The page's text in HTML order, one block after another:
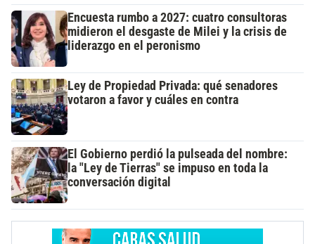
Encuesta rumbo a 2027: cuatro consultoras
midieron el desgaste de Milei y la crisis de
liderazgo en el peronismo
Ley de Propiedad Privada: qué senadores
votaron a favor y cuáles en contra
El Gobierno perdió la pulseada del nombre:
la "Ley de Tierras" se impuso en toda la
conversación digital